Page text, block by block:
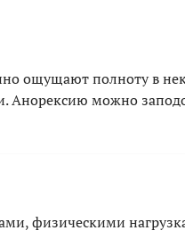
ощущают полноту в
Анорексию можно
физическими